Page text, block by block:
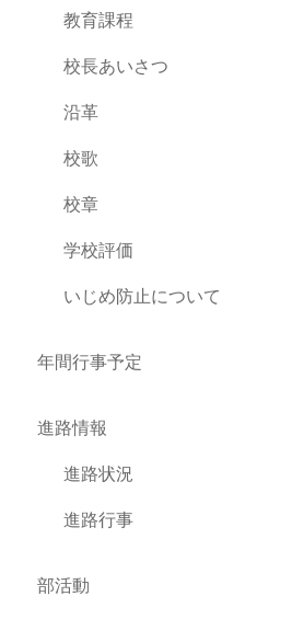
教育課程
校長あいさつ
沿革
校歌
校章
学校評価
いじめ防止について
年間行事予定
進路情報
進路状況
進路行事
部活動